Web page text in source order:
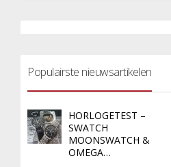
Populairste nieuwsartikelen
HORLOGETEST –
SWATCH
MOONSWATCH &
OMEGA…